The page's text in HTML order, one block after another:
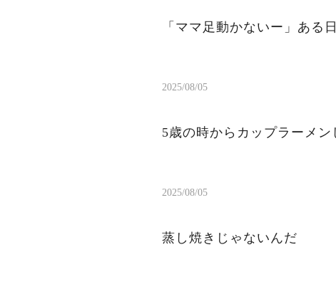
「ママ足動かないー」ある
2025/08/05
5歳の時からカップラーメン
2025/08/05
蒸し焼きじゃないんだ